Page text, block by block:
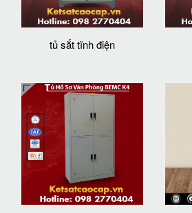
tủ sắt tĩnh điện